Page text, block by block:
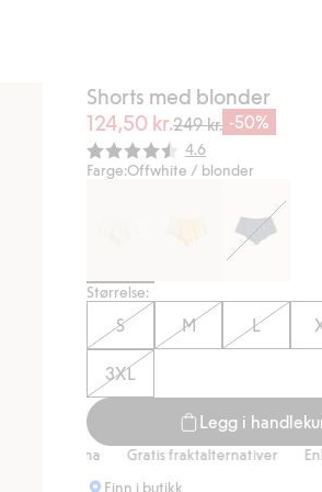
Shorts med blonder
124,50 kr.249 kr. -50%
4.6
Farge:Offwhite / blonder
Størrelse:
S M L
3XL
Legg i
Gratis fraktalternativer Enkel
Finn i butikk